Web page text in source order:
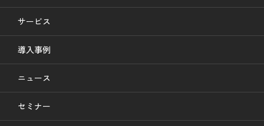
サービス
導入事例
ニュース
セミナー